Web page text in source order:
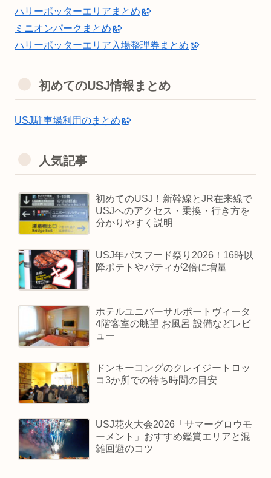
ハリーポッターエリアまとめ
ミニオンパークまとめ
ハリーポッターエリア入場整理券まとめ
初めてのUSJ情報まとめ
USJ駐車場利用のまとめ
人気記事
初めてのUSJ！新幹線とJR在来線で
USJへのアクセス・乗換・行き方を
分かりやすく説明
USJ年パスフード祭り2026！16時以
降ポテトやパティが2倍に増量
ホテルユニバーサルポートヴィータ
4階客室の眺望 お風呂 設備などレビ
ュー
ドンキーコングのクレイジートロッ
コ3か所での待ち時間の目安
USJ花火大会2026「サマーグロウモ
ーメント」おすすめ鑑賞エリアと混
雑回避のコツ